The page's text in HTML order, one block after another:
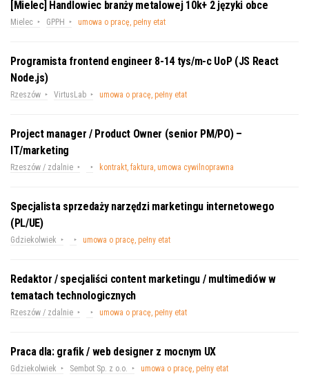
[Mielec] Handlowiec branży metalowej 10k+ 2 języki obce
Mielec GPPH umowa o pracę, pełny etat
Programista frontend engineer 8-14 tys/m-c UoP (JS React
Node.js)
Rzeszów VirtusLab umowa o pracę, pełny etat
Project manager / Product Owner (senior PM/PO) –
IT/marketing
Rzeszów / zdalnie kontrakt, faktura, umowa cywilnoprawna
Specjalista sprzedaży narzędzi marketingu internetowego
(PL/UE)
Gdziekolwiek umowa o pracę, pełny etat
Redaktor / specjaliści content marketingu / multimediów w
tematach technologicznych
Rzeszów / zdalnie umowa o pracę, pełny etat
Praca dla: grafik / web designer z mocnym UX
Gdziekolwiek Sembot Sp. z o.o. umowa o pracę, pełny etat